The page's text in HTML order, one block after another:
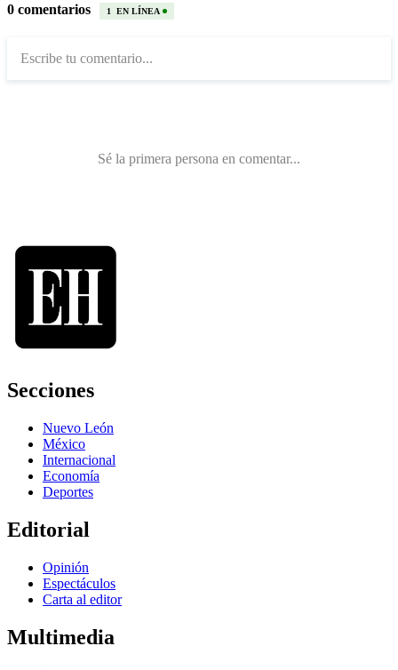
Secciones
Nuevo León
México
Internacional
Economía
Deportes
Editorial
Opinión
Espectáculos
Carta al editor
Multimedia